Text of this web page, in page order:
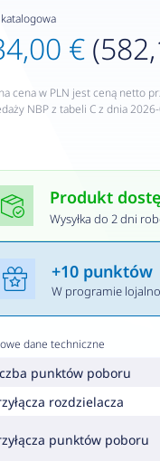
€
cena w PLN jest ceną netto
NBP z tabeli C z dnia
Produkt
Wysyłka do 2 dni
+10 punktów
W programie
dane techniczne
punktów poboru
rozdzielacza
punktów poboru